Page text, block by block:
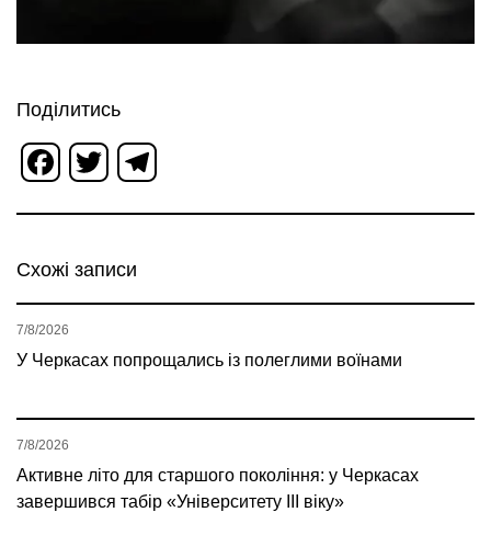
Поділитись
Facebook
Twitter
Схожі записи
У Черкасах попрощались із полеглими воїнами
7/8/2026
Активне літо для старшого покоління: у Черкасах
завершився табір «Університету ІІІ віку»
7/8/2026